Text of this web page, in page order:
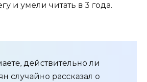
и умели читать в 3 года.
действительно ли
случайно рассказал о